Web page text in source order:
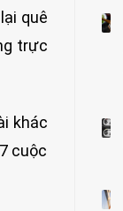
quê
trực
khác
cuộc